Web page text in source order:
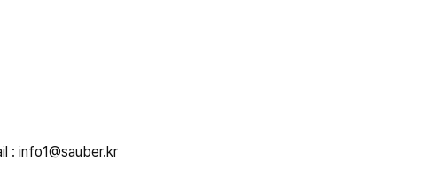
: info1@sauber.kr